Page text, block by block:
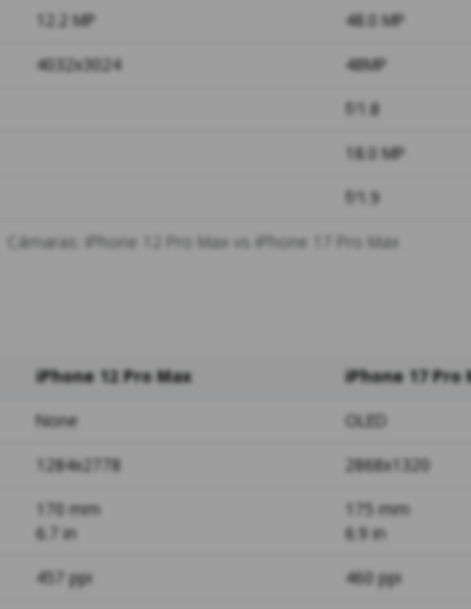
Cámaras: iPhone 12 Pro Max vs iPhone 17 Pro Max
12.2 MP
48.0 MP
4032x3024
48MP
f/1.8
18.0 MP
f/1.9
iPhone 12 Pro Max
iPhone 17 Pro
None
OLED
1284x2778
2868x1320
170 mm
6.7 in
175 mm
6.9 in
457 ppi
460 ppi